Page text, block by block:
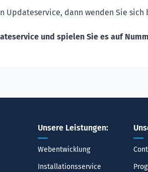
Updateservice, dann wenden Sie
und spielen Sie es auf
Unsere Leistungen:
Webentwicklung
Installationsservice